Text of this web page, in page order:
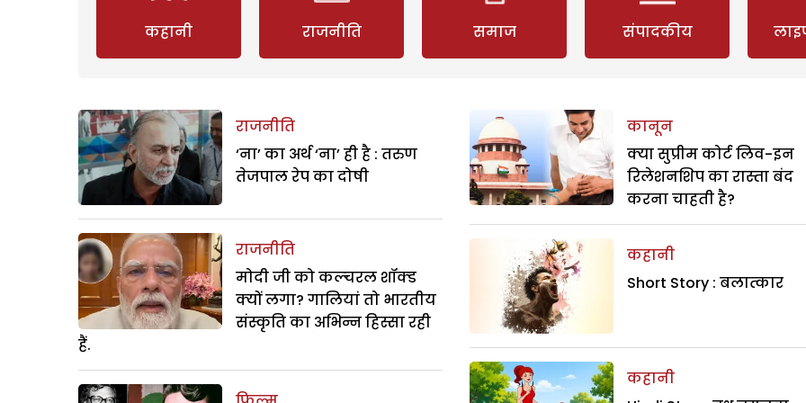
कहानी राजनीति समाज संपादकीय
राजनीति
‘ना’ का अर्थ ‘ना’ ही है : तरुण
तेजपाल रेप का दोषी
राजनीति
मोदी जी को कल्चरल शॉक्ड
क्यों लगा? गालियां तो भारतीय
संस्कृति का अभिन्न हिस्सा रही
हैं.
कानून
क्या सुप्रीम कोर्ट लिव-इन
रिलेशनशिप का रास्ता बंद
करना चाहती है?
कहानी
Short Story : बलात्कार
कहानी